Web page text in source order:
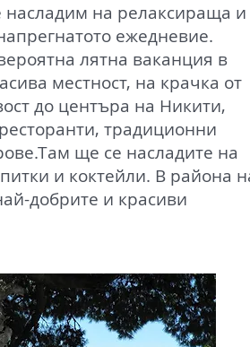
насладим на релаксираща и
ежедневие.
лятна ваканция в
местност, на крачка от
до центъра на Никити,
традиционни
ще се насладите на
и коктейли. В района
добрите и красиви